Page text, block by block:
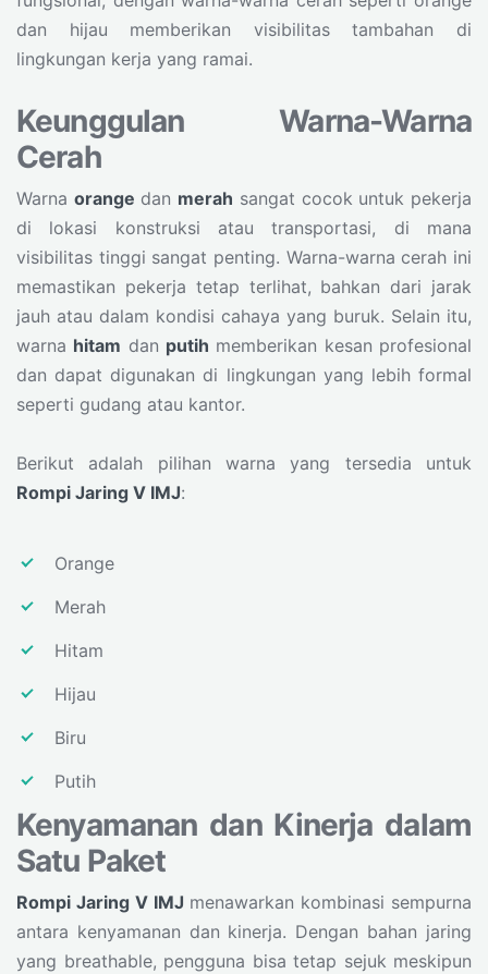
dan hijau memberikan visibilitas tambahan di
lingkungan kerja yang ramai.
Keunggulan Warna-Warna
Cerah
Warna orange dan merah sangat cocok untuk pekerja
di lokasi konstruksi atau transportasi, di mana
visibilitas tinggi sangat penting. Warna-warna cerah ini
memastikan pekerja tetap terlihat, bahkan dari jarak
jauh atau dalam kondisi cahaya yang buruk. Selain itu,
warna hitam dan putih memberikan kesan profesional
dan dapat digunakan di lingkungan yang lebih formal
seperti gudang atau kantor.
Berikut adalah pilihan warna yang tersedia untuk
Rompi Jaring V IMJ:
Orange
Merah
Hitam
Hijau
Biru
Putih
Kenyamanan dan Kinerja dalam
Satu Paket
Rompi Jaring V IMJ menawarkan kombinasi sempurna
antara kenyamanan dan kinerja. Dengan bahan jaring
yang breathable, pengguna bisa tetap sejuk meskipun